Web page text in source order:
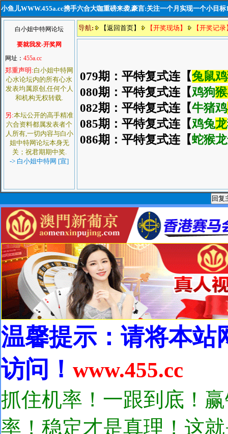
小鱼儿WWW.455a.cc携手六合大咖重磅来袭,豪言:关注一个月实现一个小目标
白小姐中特网论坛
要就我发-开奖网
网址： 455a.cc
郑重声明:白小姐中特网
心水论坛内的所有心水
发表均属原创,任何个人
和机构无权转载.
另:本坛公开的高手精准
六合资料都属发表者个
人所有,一切内容与白小
姐中特网论坛本身无
关；祝君期期中奖.
-> 白小姐中特网 [宣]
导航: 【返回首页】 【开奖现场】 【开奖记录
079期：平特复式连【兔鼠
080期：平特复式连【鸡狗
082期：平特复式连【牛猪鸡
085期：平特复式连【鸡兔龙
086期：平特复式连【蛇猴